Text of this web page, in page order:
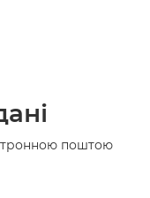
поштою